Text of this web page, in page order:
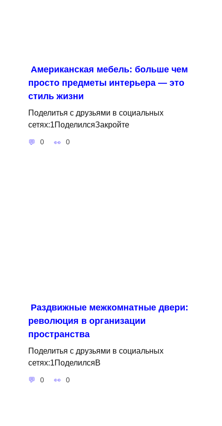
Американская мебель: больше чем
просто предметы интерьера — это
стиль жизни
Поделитья с друзьями в социальных
сетях:1ПоделилсяЗакройте
0 0
Раздвижные межкомнатные двери:
революция в организации
пространства
Поделитья с друзьями в социальных
сетях:1ПоделилсяВ
0 0